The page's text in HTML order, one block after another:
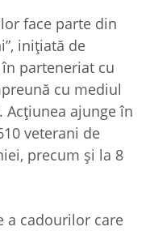
face parte din
inițiată de
parteneriat cu
cu mediul
Acțiunea ajunge în
veterani de
precum și la 8
a cadourilor care